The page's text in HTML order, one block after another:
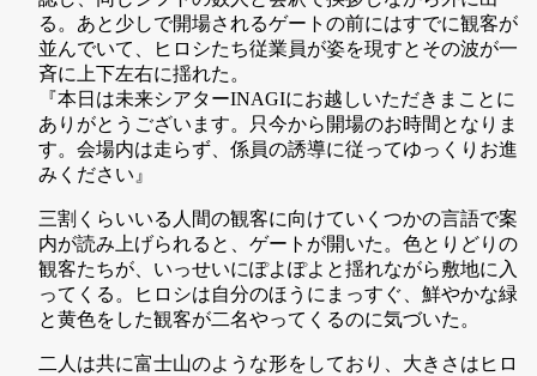
る。あと少しで開場されるゲートの前にはすでに観客が
並んでいて、ヒロシたち従業員が姿を現すとその波が一
斉に上下左右に揺れた。
『本日は未来シアターINAGIにお越しいただきまことに
ありがとうございます。只今から開場のお時間となりま
す。会場内は走らず、係員の誘導に従ってゆっくりお進
みください』
三割くらいいる人間の観客に向けていくつかの言語で案
内が読み上げられると、ゲートが開いた。色とりどりの
観客たちが、いっせいにぽよぽよと揺れながら敷地に入
ってくる。ヒロシは自分のほうにまっすぐ、鮮やかな緑
と黄色をした観客が二名やってくるのに気づいた。
二人は共に富士山のような形をしており、大きさはヒロ